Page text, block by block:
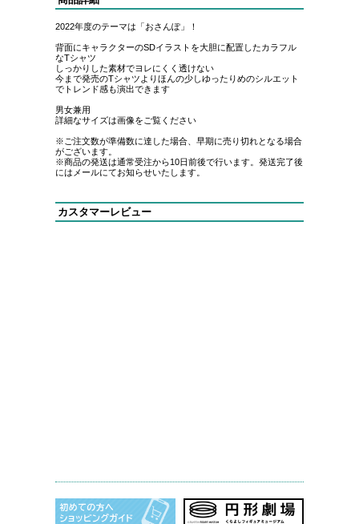
2022年度のテーマは「おさんぽ」！
背面にキャラクターのSDイラストを大胆に配置したカラフル
なTシャツ
しっかりした素材でヨレにくく透けない
今まで発売のTシャツよりほんの少しゆったりめのシルエット
でトレンド感も演出できます
男女兼用
詳細なサイズは画像をご覧ください
※ご注文数が準備数に達した場合、早期に売り切れとなる場合
がございます。
※商品の発送は通常受注から10日前後で行います。発送完了後
にはメールにてお知らせいたします。
カスタマーレビュー